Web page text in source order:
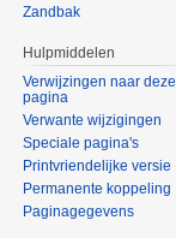
Zandbak
Hulpmiddelen
Verwijzingen naar deze
pagina
Verwante wijzigingen
Speciale pagina's
Printvriendelijke versie
Permanente koppeling
Paginagegevens